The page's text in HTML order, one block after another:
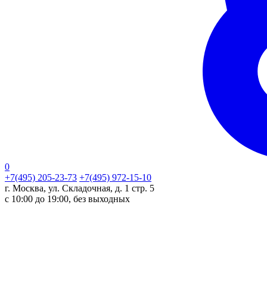
0
+7(495) 205-23-73 +7(495) 972-15-10
г. Москва, ул. Складочная, д. 1 стр. 5
с 10:00 до 19:00, без выходных